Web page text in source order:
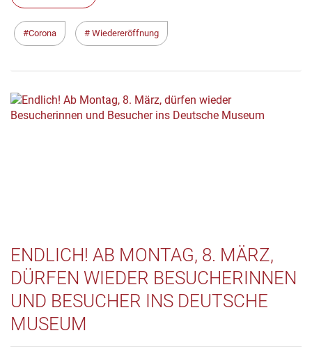
Corona Wiedereröffnung
ENDLICH! AB MONTAG, 8. MÄRZ,
DÜRFEN WIEDER BESUCHERINNEN
UND BESUCHER INS DEUTSCHE
MUSEUM